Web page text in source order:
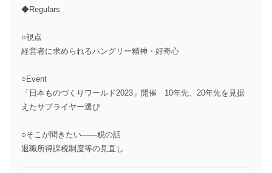
◆Regulars
○視点
経営者に求められるハングリー精神・好奇心
○Event
「日本ものづくりワールド2023」開催 10年先、20年先を見据
えたサプライヤー選び
○そこが聞きたい――税の話
退職所得課税制度等の見直し